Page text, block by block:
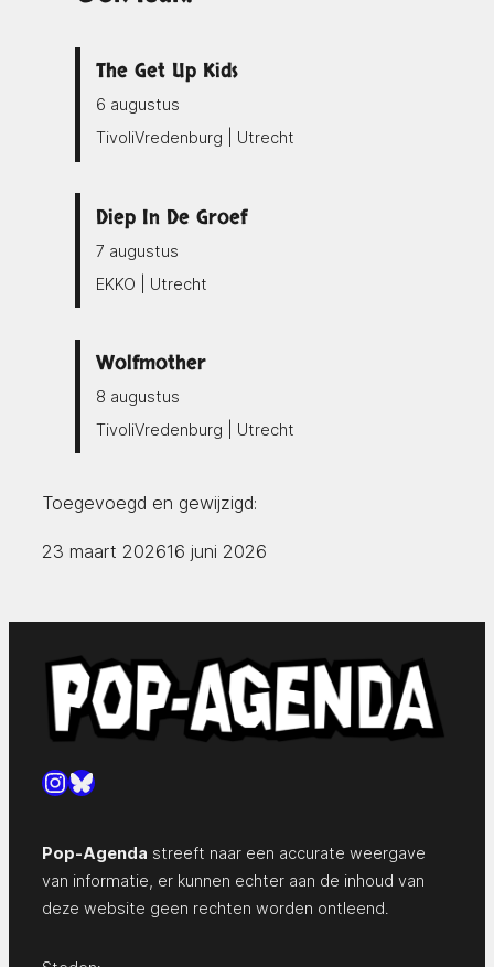
The Get Up Kids
6 augustus
TivoliVredenburg | Utrecht
Diep In De Groef
7 augustus
EKKO | Utrecht
Wolfmother
8 augustus
TivoliVredenburg | Utrecht
Toegevoegd en gewijzigd:
23 maart 202616 juni 2026
Instagram
Bluesky
Pop-Agenda streeft naar een accurate weergave
van informatie, er kunnen echter aan de inhoud van
deze website geen rechten worden ontleend.